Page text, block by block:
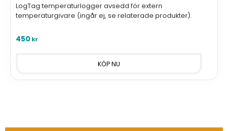
LogTag temperaturlogger avsedd för extern
temperaturgivare (ingår ej, se relaterade produkter).
450 kr